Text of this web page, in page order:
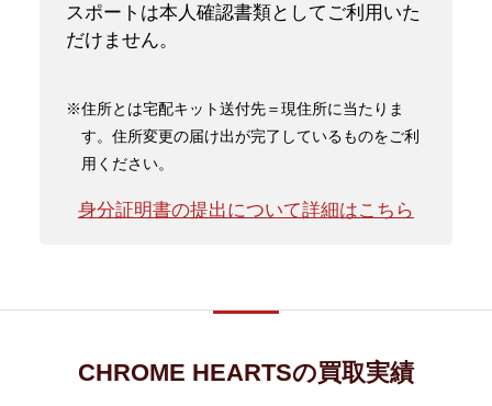
スポートは本人確認書類としてご利用いた
だけません。
※住所とは宅配キット送付先＝現住所に当たりま
す。住所変更の届け出が完了しているものをご利
用ください。
身分証明書の提出について詳細はこちら
CHROME HEARTSの買取実績